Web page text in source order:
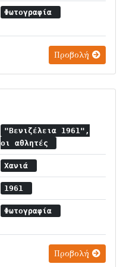
Φωτογραφία
Προβολή
"Βενιζέλεια 1961",
οι αθλητές
Χανιά
1961
Φωτογραφία
Προβολή